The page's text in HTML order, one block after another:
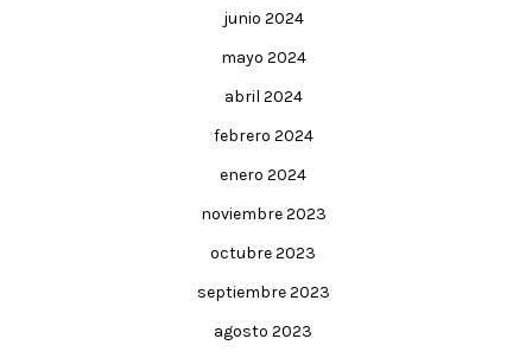
junio 2024
mayo 2024
abril 2024
febrero 2024
enero 2024
noviembre 2023
octubre 2023
septiembre 2023
agosto 2023